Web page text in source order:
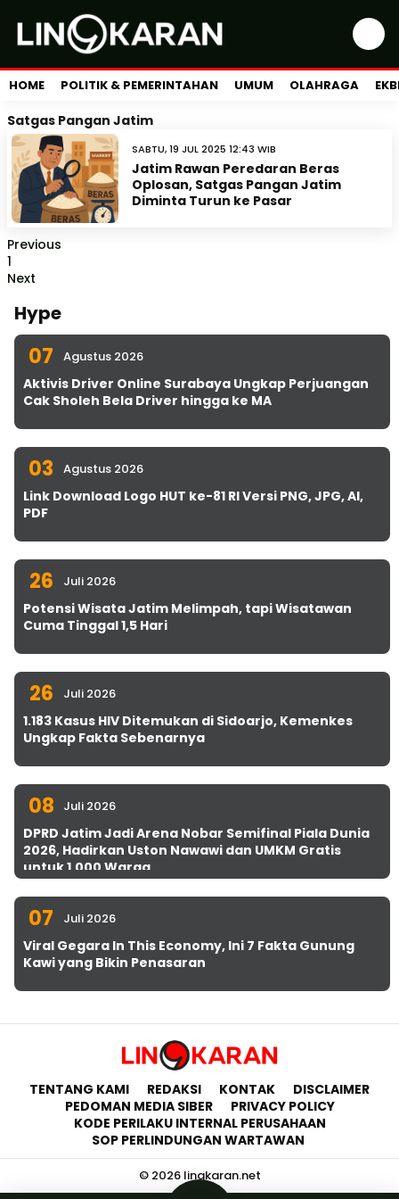
HOME POLITIK & PEMERINTAHAN UMUM OLAHRAGA
Satgas Pangan Jatim
SABTU, 19 JUL 2025 12:43 WIB
Jatim Rawan Peredaran Beras
Oplosan, Satgas Pangan Jatim
Diminta Turun ke Pasar
Previous
1
Next
Hype
07 Agustus 2026
Aktivis Driver Online Surabaya Ungkap Perjuangan
Cak Sholeh Bela Driver hingga ke MA
03 Agustus 2026
Link Download Logo HUT ke-81 RI Versi PNG, JPG, AI,
PDF
26 Juli 2026
Potensi Wisata Jatim Melimpah, tapi Wisatawan
Cuma Tinggal 1,5 Hari
26 Juli 2026
1.183 Kasus HIV Ditemukan di Sidoarjo, Kemenkes
Ungkap Fakta Sebenarnya
08 Juli 2026
DPRD Jatim Jadi Arena Nobar Semifinal Piala Dunia
2026, Hadirkan Uston Nawawi dan UMKM Gratis
untuk 1.000 Warga
07 Juli 2026
Viral Gegara In This Economy, Ini 7 Fakta Gunung
Kawi yang Bikin Penasaran
TENTANG KAMI REDAKSI KONTAK
DISCLAIMER
PEDOMAN MEDIA SIBER
PRIVACY POLICY
KODE PERILAKU INTERNAL PERUSAHAAN
SOP PERLINDUNGAN WARTAWAN
© 2026 lingkaran.net